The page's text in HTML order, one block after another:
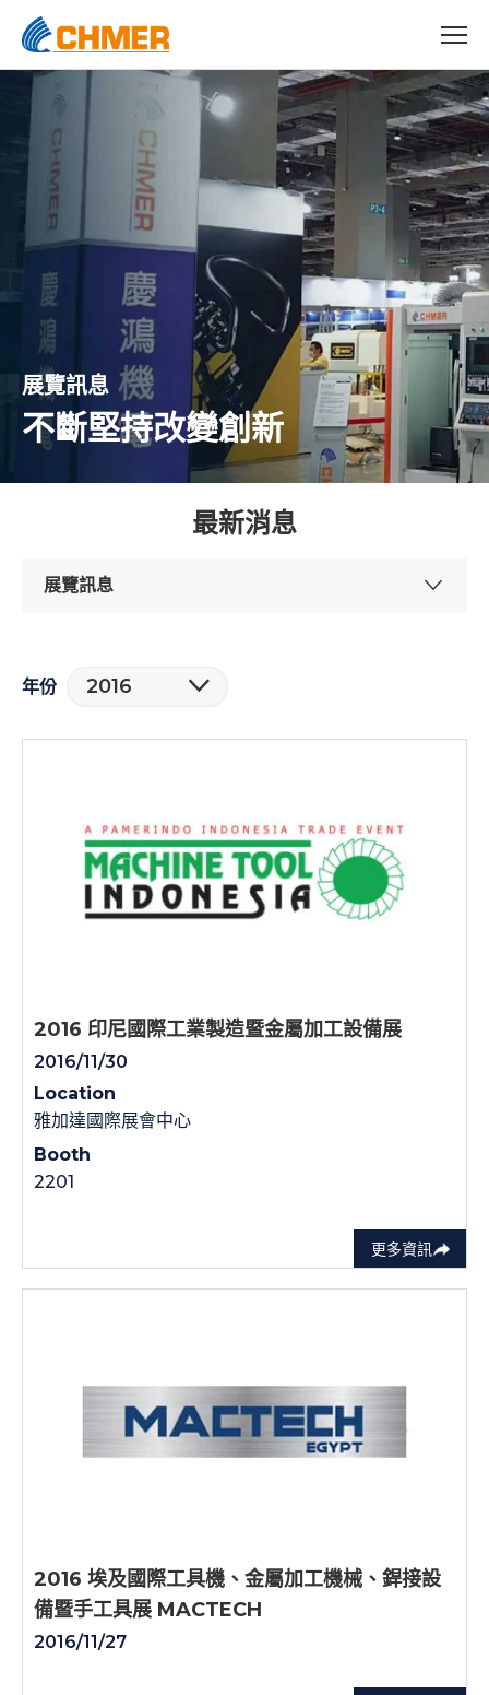
展覽訊息
不斷堅持改變創新
最新消息
展覽訊息
年份 2016
更多資訊
2016 印尼國際工業製造暨金屬加工設備展
2016/11/30
Location
雅加達國際展會中心
Booth
2201
2016 埃及國際工具機、金屬加工機械、銲接設
備暨手工具展 MACTECH
2016/11/27